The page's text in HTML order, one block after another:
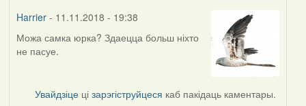
Harrier- 11.11.2018 - 19:38
In
reply
Harrier
Можа самка юрка? Здаецца больш ніхто
не пасуе.
Увайдзіце цізарэгіструйцеся каб пакідаць каментары.